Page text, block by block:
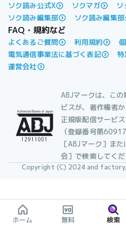
ソク読み公式X ソクマガ
ソ
ソク読み編集部
ソク読み編集
FAQ・規約など
よくあるご質問 利用規約
電気通信事業法に基づく表記
運営会社
ABJマークは、こ
ビスが、著作権者
正規版配信サービ
（登録番号第
［ABJマーク］ま
会］で検索してくだ
Copyright (C) 2024 and
ホーム 無料 検索